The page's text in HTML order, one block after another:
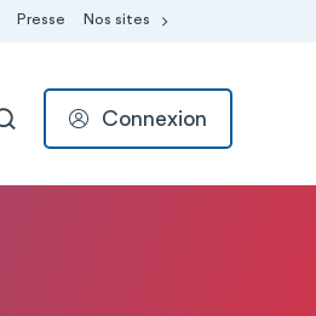
Presse Nos sites
RECHERCHER
Connexion